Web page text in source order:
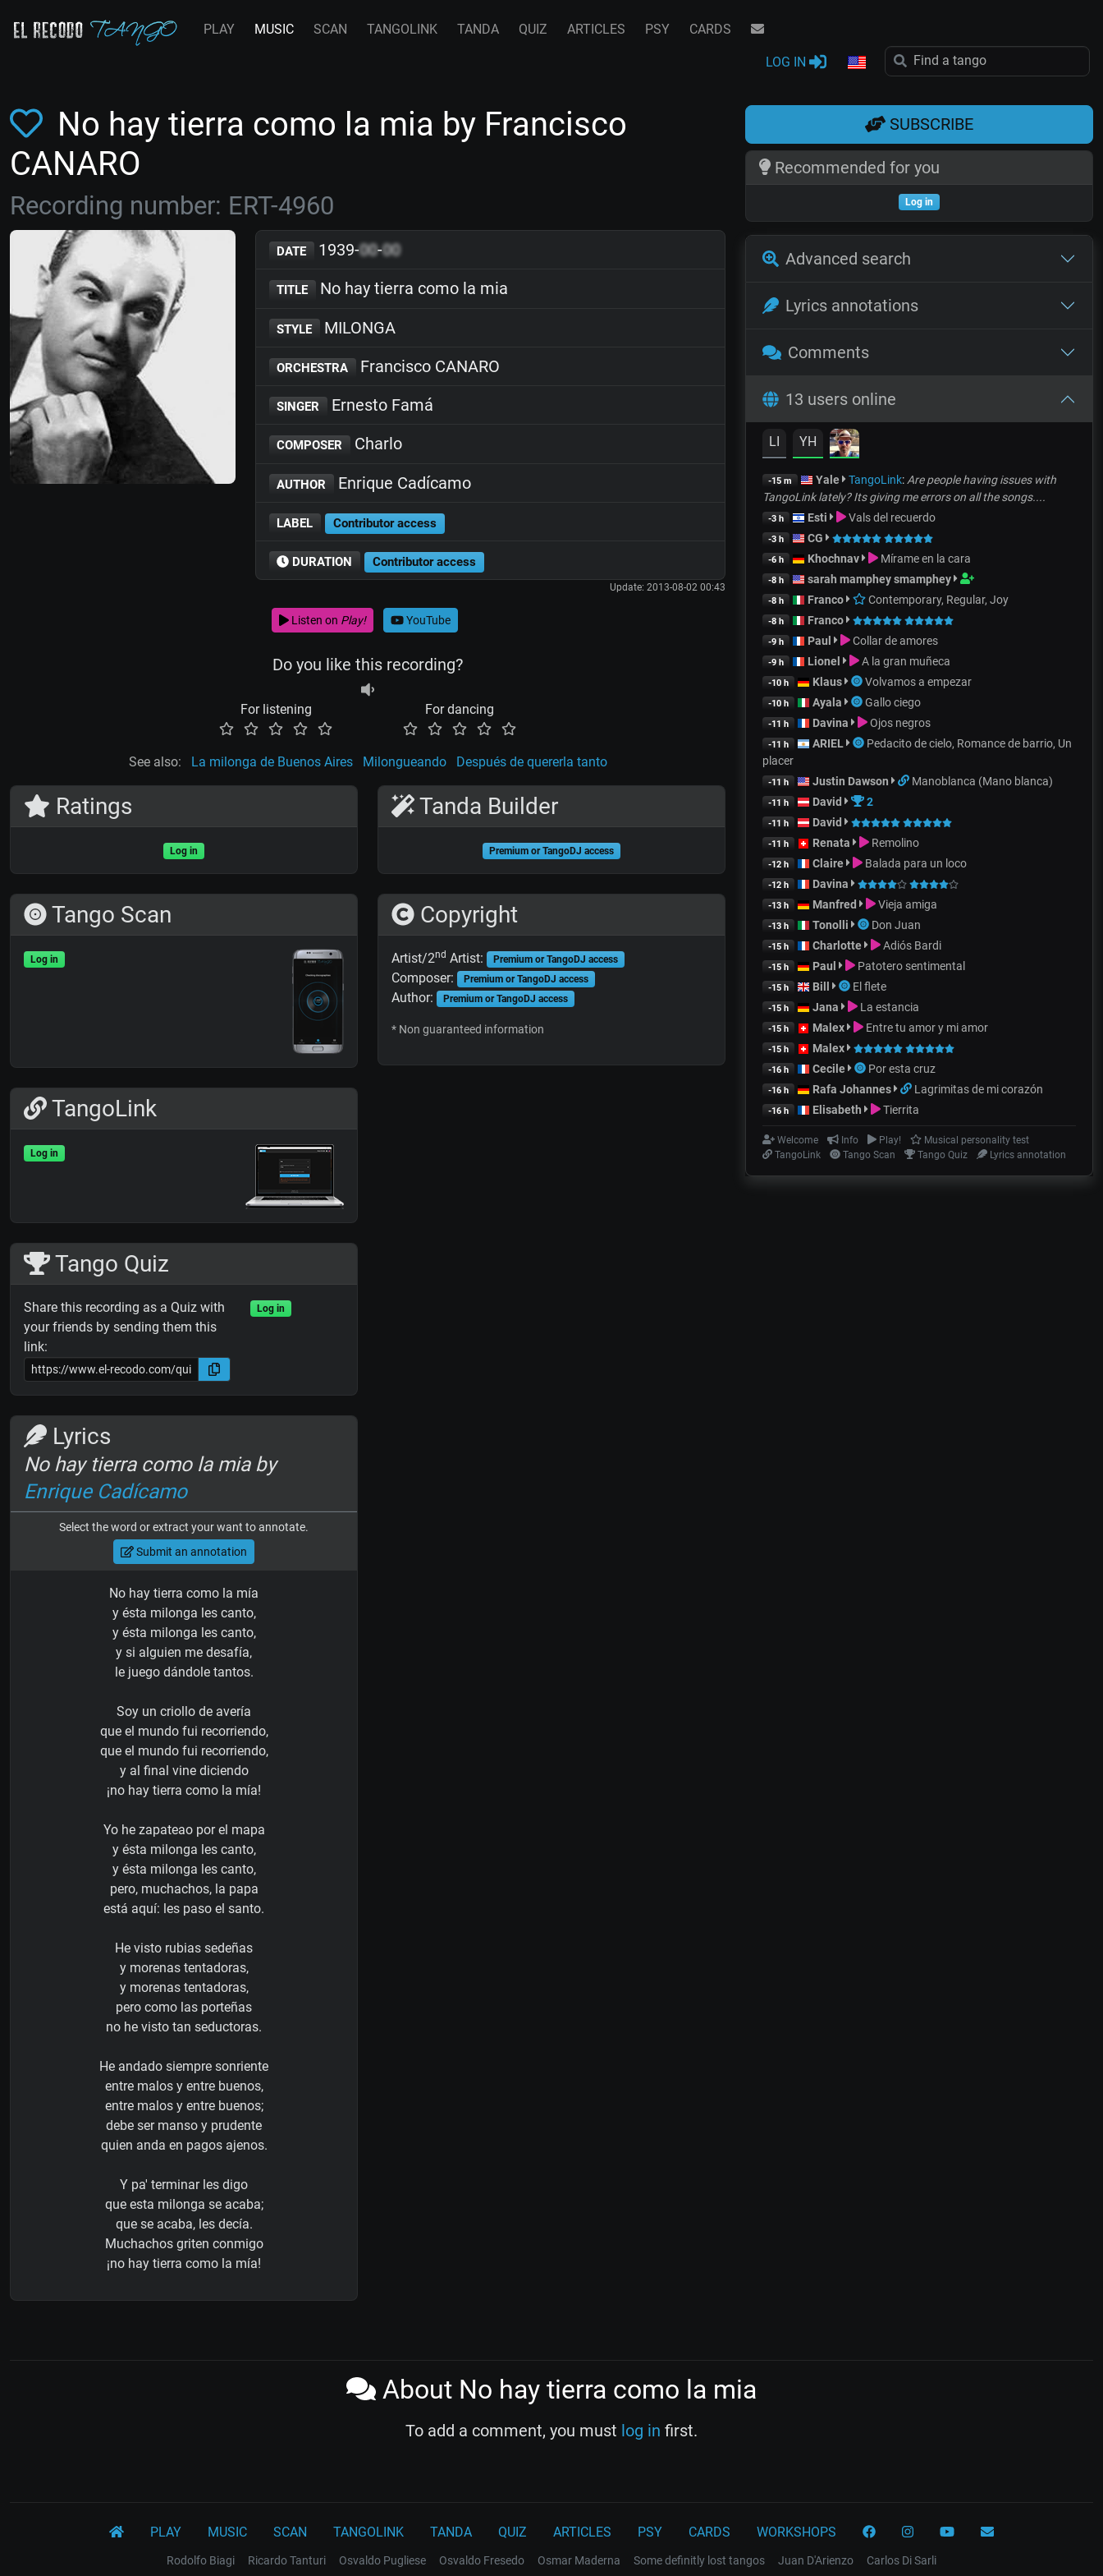
PLAY MUSIC SCAN TANGOLINK TANDA QUIZ ARTICLES PSY CARDS
LOG IN
No hay tierra como la mia by Francisco
CANARO
Recording number: ERT-4960
DATE 1939-00-00
TITLE No hay tierra como la mia
STYLE MILONGA
ORCHESTRA Francisco CANARO
SINGER Ernesto Famá
COMPOSER Charlo
AUTHOR Enrique Cadícamo
LABEL Contributor access
DURATION Contributor access
Update: 2013-08-02 00:43
Listen on Play! YouTube
Do you like this recording?
For listening For dancing
See also: La milonga de Buenos Aires Milongueando Después de quererla tanto
Ratings
Log in
Tango Scan
Log in
TangoLink
Log in
Tango Quiz
Share this recording as a Quiz with
your friends by sending them this
link:
Log in
Lyrics
No hay tierra como la mia by
Enrique Cadícamo
Select the word or extract your want to annotate.
Submit an annotation
No hay tierra como la mía
y ésta milonga les canto,
y ésta milonga les canto,
y si alguien me desafía,
le juego dándole tantos.
Soy un criollo de avería
que el mundo fui recorriendo,
que el mundo fui recorriendo,
y al final vine diciendo
¡no hay tierra como la mía!
Yo he zapateao por el mapa
y ésta milonga les canto,
y ésta milonga les canto,
pero, muchachos, la papa
está aquí: les paso el santo.
He visto rubias sedeñas
y morenas tentadoras,
y morenas tentadoras,
pero como las porteñas
no he visto tan seductoras.
He andado siempre sonriente
entre malos y entre buenos,
entre malos y entre buenos;
debe ser manso y prudente
quien anda en pagos ajenos.
Y pa' terminar les digo
que esta milonga se acaba;
que se acaba, les decía.
Muchachos griten conmigo
¡no hay tierra como la mía!
Tanda Builder
Premium or TangoDJ access
Copyright
Artist/2nd Artist: Premium or TangoDJ access
Composer: Premium or TangoDJ access
Author: Premium or TangoDJ access
* Non guaranteed information
SUBSCRIBE
Recommended for you
Log in
Advanced search
Lyrics annotations
Comments
13 users online
LI YH
-15 m Yale TangoLink: Are people having issues with
TangoLink lately? Its giving me errors on all the songs....
-3 h Esti Vals del recuerdo
-3 h CG
-6 h Khochnav Mírame en la cara
-8 h sarah mamphey smamphey
-8 h Franco Contemporary, Regular, Joy
-8 h Franco
-9 h Paul Collar de amores
-9 h Lionel A la gran muñeca
-10 h Klaus Volvamos a empezar
-10 h Ayala Gallo ciego
-11 h Davina Ojos negros
-11 h ARIEL
Pedacito de cielo, Romance de barrio, Un
placer
-11 h Justin Dawson Manoblanca (Mano blanca)
-11 h David 2
-11 h David
-11 h Renata Remolino
-12 h Claire Balada para un loco
-12 h Davina
-13 h Manfred Vieja amiga
-13 h Tonolli Don Juan
-15 h Charlotte Adiós Bardi
-15 h Paul Patotero sentimental
-15 h Bill El flete
-15 h Jana La estancia
-15 h Malex Entre tu amor y mi amor
-15 h Malex
-16 h Cecile Por esta cruz
-16 h Rafa Johannes Lagrimitas de mi corazón
-16 h Elisabeth Tierrita
Welcome Info Play!
Musical personality test
TangoLink
Tango Scan Tango Quiz Lyrics annotation
About No hay tierra como la mia
To add a comment, you must log in first.
PLAY MUSIC SCAN TANGOLINK TANDA QUIZ ARTICLES PSY CARDS WORKSHOPS
Rodolfo Biagi Ricardo Tanturi Osvaldo Pugliese Osvaldo Fresedo Osmar Maderna Some definitly lost tangos Juan D'Arienzo Carlos Di Sarli